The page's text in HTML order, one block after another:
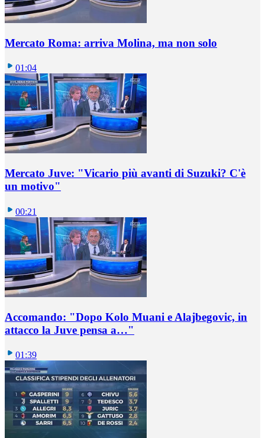
Mercato Roma: arriva Molina, ma non solo
01:04
Mercato Juve: "Vicario più avanti di Suzuki? C'è
un motivo"
00:21
Accomando: "Dopo Kolo Muani e Alajbegovic, in
attacco la Juve pensa a…"
01:39